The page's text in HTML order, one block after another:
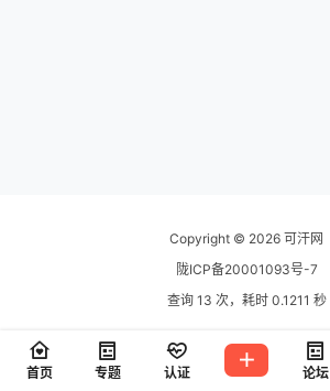
Copyright © 2026 可汗网
陇ICP备20001093号-7
查询 13 次，耗时 0.1211 秒
首页 专题 认证 论坛